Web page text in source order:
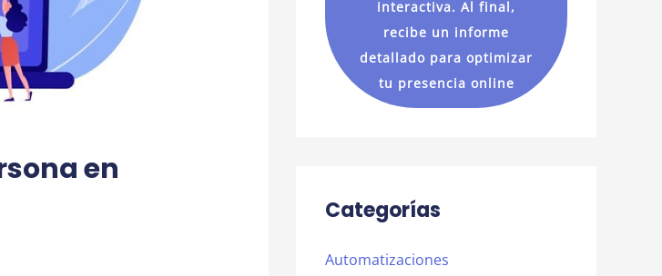
en
interactiva. Al final,
recibe un informe
detallado para optimizar
tu presencia online
Categorías
Automatizaciones